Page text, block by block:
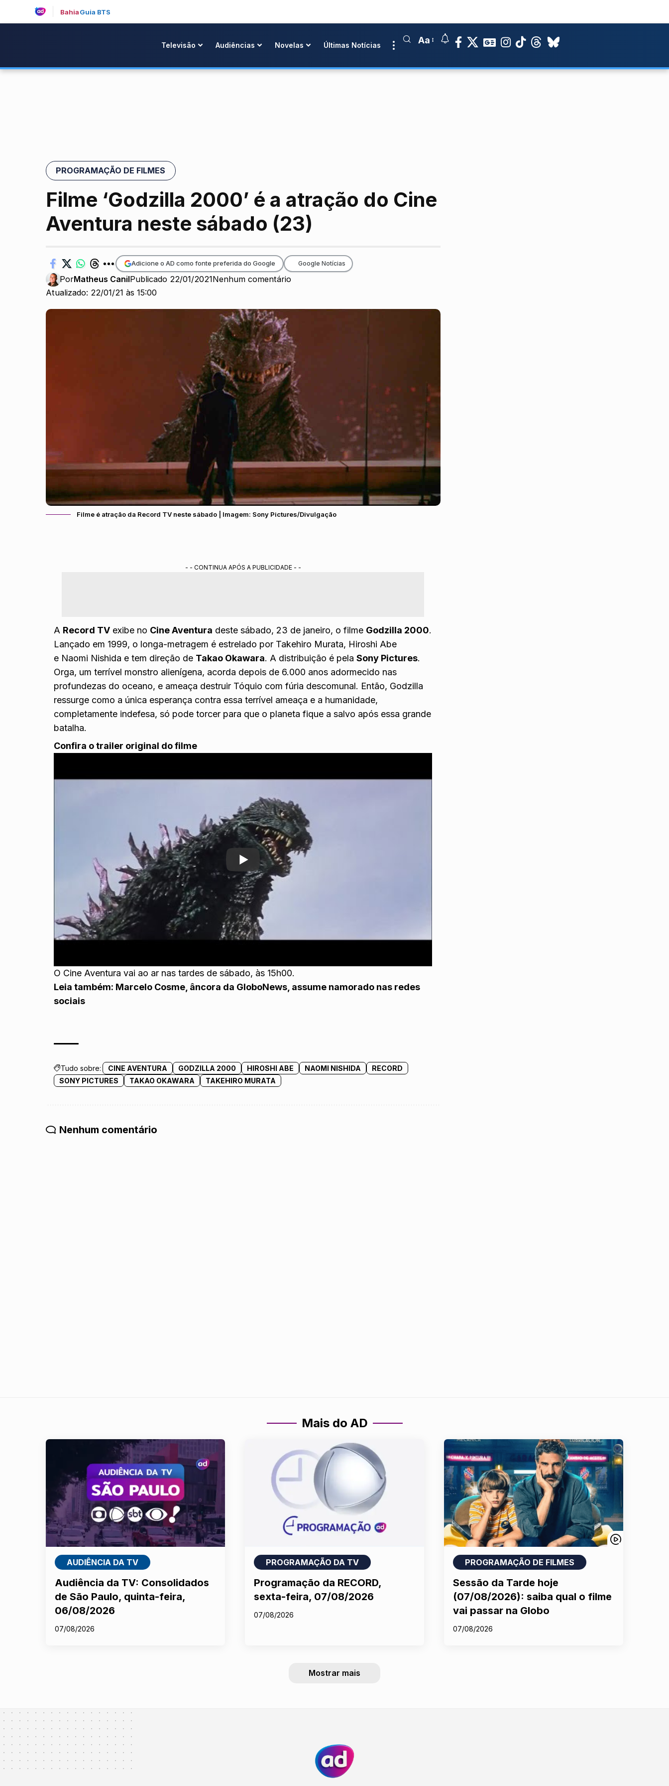
BahiaGuia BTS
Televisão Audiências Novelas Últimas Notícias Aa
PROGRAMAÇÃO DE FILMES
Filme ‘Godzilla 2000’ é a atração do Cine
Aventura neste sábado (23)
Atualizado: 22/01/21 às 15:00
PorMatheus CanilPublicado 22/01/2021Nenhum comentário
Adicione o AD como fonte preferida do Google Google Notícias
Filme é atração da Record TV neste sábado | Imagem: Sony Pictures/Divulgação
- - CONTINUA APÓS A PUBLICIDADE - -
A Record TV exibe no Cine Aventura deste sábado, 23 de janeiro, o filme Godzilla 2000.
Lançado em 1999, o longa-metragem é estrelado por Takehiro Murata, Hiroshi Abe
e Naomi Nishida e tem direção de Takao Okawara. A distribuição é pelaSony Pictures.
Orga, um terrível monstro alienígena, acorda depois de 6.000 anos adormecido nas
profundezas do oceano, e ameaça destruir Tóquio com fúria descomunal. Então, Godzilla
ressurge como a única esperança contra essa terrível ameaça e a humanidade,
completamente indefesa, só pode torcer para que o planeta fique a salvo após essa grande
batalha.
Confira o trailer original do filme
O Cine Aventura vai ao ar nas tardes de sábado, às 15h00.
Leia também: Marcelo Cosme, âncora da GloboNews, assume namorado nas redes
sociais
Tudo sobre: CINE AVENTURA GODZILLA 2000 HIROSHI ABE NAOMI NISHIDA
RECORD
SONY PICTURES
TAKAO OKAWARA TAKEHIRO MURATA
Nenhum comentário
Mais do AD
AUDIÊNCIA DA TV
Audiência da TV: Consolidados
de São Paulo, quinta-feira,
06/08/2026
07/08/2026
PROGRAMAÇÃO DA TV
Programação da RECORD,
sexta-feira, 07/08/2026
07/08/2026
PROGRAMAÇÃO DE FILMES
Sessão da Tarde hoje
(07/08/2026): saiba qual o filme
vai passar na Globo
07/08/2026
Mostrar mais